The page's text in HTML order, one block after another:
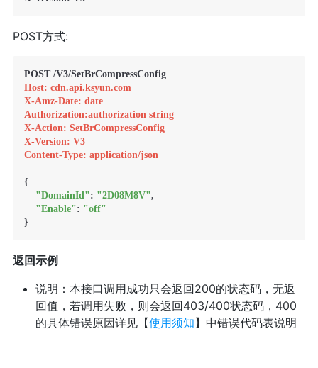
POST方式:
POST /V3/SetBrCompressConfig
Host: cdn.api.ksyun.com
X-Amz-Date: date
Authorization:authorization string
X-Action: SetBrCompressConfig
X-Version: V3
Content-Type: application/json
{
"DomainId": "2D08M8V",
"Enable": "off"
}
返回示例
说明：本接口调用成功只会返回200的状态码，无返
回值，若调用失败，则会返回403/400状态码，400
的具体错误原因详见【使用须知】中错误代码表说明